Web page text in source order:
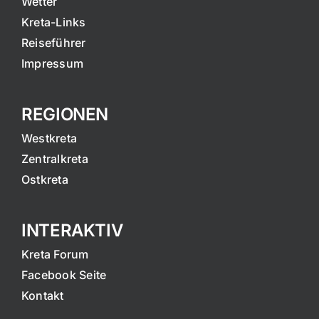
Kreta-Links
Reiseführer
Impressum
REGIONEN
Westkreta
Zentralkreta
Ostkreta
INTERAKTIV
Kreta Forum
Facebook Seite
Kontakt